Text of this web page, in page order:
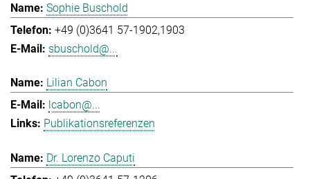
Sophie Buschold
+49 (0)3641 57-1902,1903
sbuschold@...
Lilian Cabon
lcabon@...
Publikationsreferenzen
Dr. Lorenzo Caputi